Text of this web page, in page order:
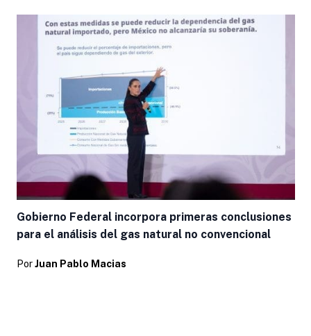
Gobierno Federal incorpora primeras conclusiones
para el análisis del gas natural no convencional
Por Juan Pablo Macias